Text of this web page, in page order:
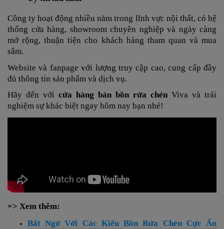
Công ty hoạt động nhiều năm trong lĩnh vực nội thất, có hệ
thống cửa hàng, showroom chuyên nghiệp và ngày càng
mở rộng, thuận tiện cho khách hàng tham quan và mua
sắm.
Website và fanpage với lượng truy cập cao, cung cấp đầy
đủ thông tin sản phẩm và dịch vụ.
Hãy đến với cửa hàng bán bồn rửa chén Viva và trải
nghiệm sự khác biệt ngay hôm nay bạn nhé!
=> Xem thêm:
Bất Ngờ Với Các Kiểu Bồn Rửa Chén Cực Ấn